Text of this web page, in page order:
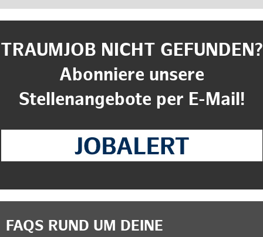
TRAUMJOB NICHT GEFUNDEN?
Abonniere unsere
Stellenangebote per E-Mail!
FAQS RUND UM DEINE